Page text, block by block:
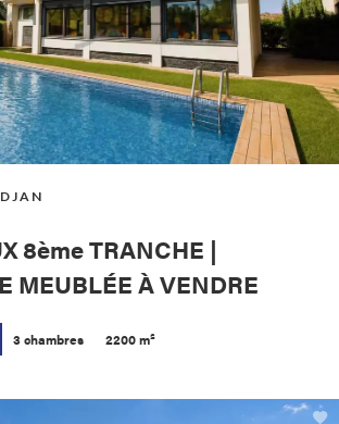
8ème TRANCHE |
MEUBLÉE À VENDRE
3 chambres 2200 m²